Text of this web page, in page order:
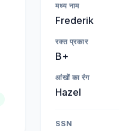
मध्य नाम
Frederik
रक्त प्रकार
B+
आंखों का रंग
Hazel
SSN